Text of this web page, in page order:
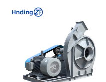
энергоэффективный,
необходим для
пожарной вентиляции,
подходит для
современных
гражданских и
промышленных
объектов